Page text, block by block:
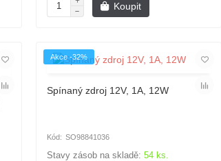
Koupit
Akce -32%
Spínaný zdroj 12V, 1A, 12W
SO98841036
Stavy zásob na skladě: 54 ks.